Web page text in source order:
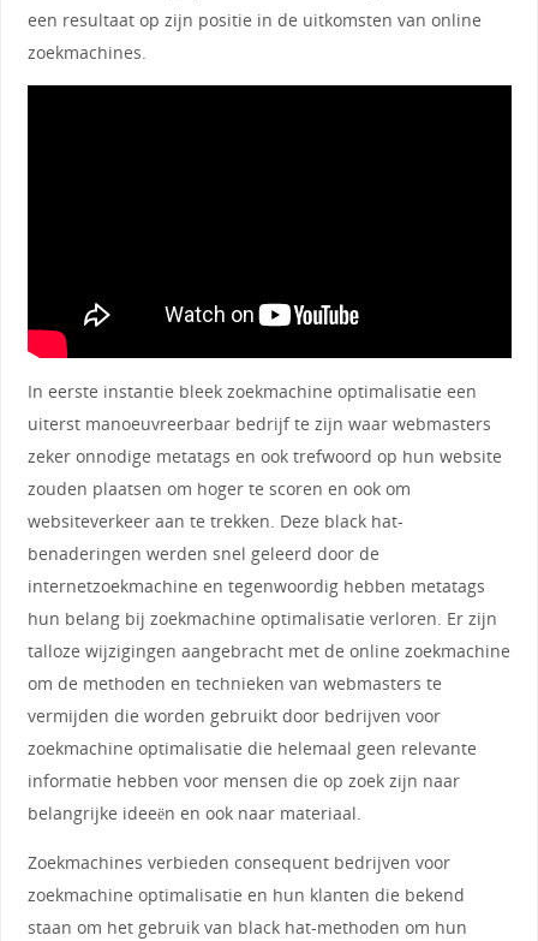
een resultaat op zijn positie in de uitkomsten van online
zoekmachines.
In eerste instantie bleek zoekmachine optimalisatie een
uiterst manoeuvreerbaar bedrijf te zijn waar webmasters
zeker onnodige metatags en ook trefwoord op hun website
zouden plaatsen om hoger te scoren en ook om
websiteverkeer aan te trekken. Deze black hat-
benaderingen werden snel geleerd door de
internetzoekmachine en tegenwoordig hebben metatags
hun belang bij zoekmachine optimalisatie verloren. Er zijn
talloze wijzigingen aangebracht met de online zoekmachine
om de methoden en technieken van webmasters te
vermijden die worden gebruikt door bedrijven voor
zoekmachine optimalisatie die helemaal geen relevante
informatie hebben voor mensen die op zoek zijn naar
belangrijke ideeën en ook naar materiaal.
Zoekmachines verbieden consequent bedrijven voor
zoekmachine optimalisatie en hun klanten die bekend
staan ​​om het gebruik van black hat-methoden om hun